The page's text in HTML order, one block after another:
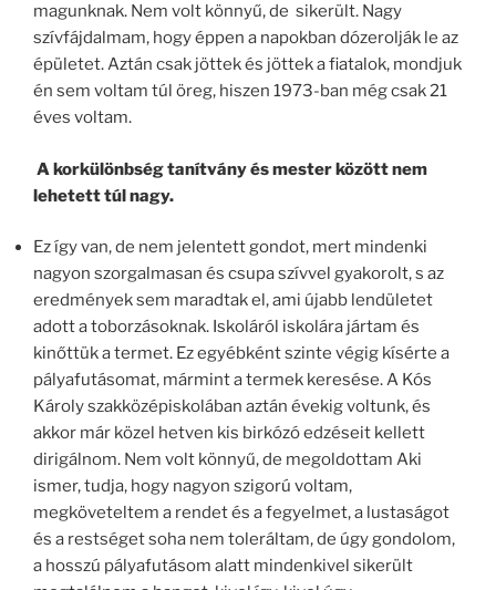
magunknak. Nem volt könnyű, de sikerült. Nagy
szívfájdalmam, hogy éppen a napokban dózerolják le az
épületet. Aztán csak jöttek és jöttek a fiatalok, mondjuk
én sem voltam túl öreg, hiszen 1973-ban még csak 21
éves voltam.
A korkülönbség tanítvány és mester között nem
lehetett túl nagy.
Ez így van, de nem jelentett gondot, mert mindenki
nagyon szorgalmasan és csupa szívvel gyakorolt, s az
eredmények sem maradtak el, ami újabb lendületet
adott a toborzásoknak. Iskoláról iskolára jártam és
kinőttük a termet. Ez egyébként szinte végig kísérte a
pályafutásomat, mármint a termek keresése. A Kós
Károly szakközépiskolában aztán évekig voltunk, és
akkor már közel hetven kis birkózó edzéseit kellett
dirigálnom. Nem volt könnyű, de megoldottam Aki
ismer, tudja, hogy nagyon szigorú voltam,
megköveteltem a rendet és a fegyelmet, a lustaságot
és a restséget soha nem toleráltam, de úgy gondolom,
a hosszú pályafutásom alatt mindenkivel sikerült